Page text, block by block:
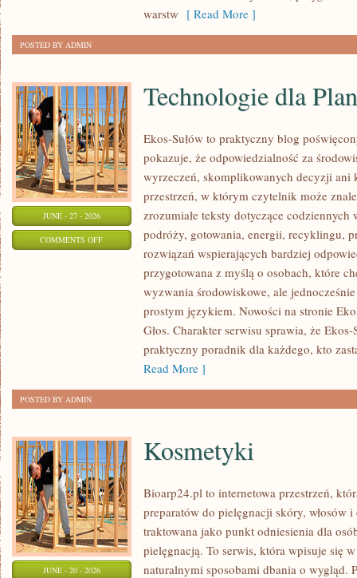
warstw [ Read More ]
POSTED BY ADMIN
JUNE - 27 - 2026
COMMENTS OFFON
TECHNOLOGIE
Technologie dla
Ekos-Sułów to praktyczny blog
pokazuje, że odpowiedzialność za
wyrzeczeń, skomplikowanych decyzji ani
przestrzeń, w którym czytelnik może
zrozumiałe teksty dotyczące
podróży, gotowania, energii, recyklingu,
rozwiązań wspierających bardziej
przygotowana z myślą o osobach, które
wyzwania środowiskowe, ale
prostym językiem. Nowości na stronie
Głos. Charakter serwisu sprawia, że
praktyczny poradnik dla każdego, kto
Read More ]
POSTED BY ADMIN
JUNE - 20 - 2026
Kosmetyki
Bioarp24.pl to internetowa przestrzeń,
preparatów do pielęgnacji skóry, włosów i
traktowana jako punkt odniesienia dla
pielęgnacją. To serwis, która wpisuje się
naturalnymi sposobami dbania o wygląd.